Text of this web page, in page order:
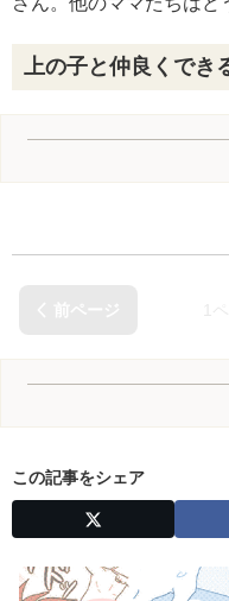
上の子と仲良くでき
この記事をシェア